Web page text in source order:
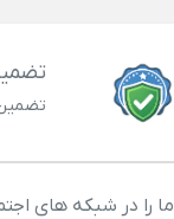
ما را در شبکه های